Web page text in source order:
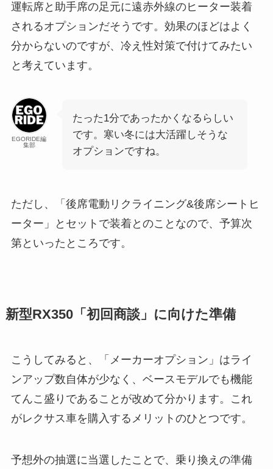
運転席と助手席の足元に遠赤外線のヒーター装着
されるオプションだそうです。効果のほどはよく
分からないのですが、冷え性対策で付けてみたい
と考えています。
EGORIDE編
集部
たった1分であったかくなるらしい
です。寒い冬には大活躍しそうな
オプションですね。
ただし、「後席電動リクライニング&後席シートヒ
ーター」とセットで装着とのことなので、予算次
第といったところです。
新型RX350「初回商談」に向けた準備
こうしてみると、「メーカーオプション」はライ
ンアップ数自体が少なく、ベースモデルでも機能
てんこ盛りであることが改めて分かります。これ
がレクサス車を購入するメリットのひとつです。
予想外の抽選に当選したことで、乗り換えの準備